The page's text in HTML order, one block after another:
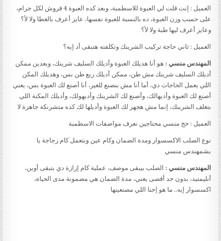
العميل : إنت قلت لي العبوة للاسطمبة، وبعد كده العبوة 4 قروش لكل جرام،
على حسب وزن العبوة، ده بالنسبة للعبوة نفسها، عايز أعرف بالغطا ولا لأ؟
وعايز أعرف ليها طبة ولا لأ؟
العميل : ثاني حاجة تركيب الشرينك وتكلفته هتبقى أد إيه؟
المهندس منسي : هو أنا هديلك العبوة وأديلك السليف شرينك، وبعدين ممكن
أديلك السليف شرينك مش طن، ممكن أديلك ربع طن بس، وهديلك المكن
اللي يعمل الحاجات دي، أما أنا مش بنصنع للغير، أنا أصنع لك العبوة بس، يعني
أصنع لك العبوة وأديهالك، وأصنع لك الشرينك وأديهولك، وأديلك المكنة اللي
بتغلف الشرينك، إنما مش هجهز لك العبوة وأديلها لك كده متشرنكة جاهزة لا
العميل : حج منسي محتاجين نعرف مواصفات الاسطمبة
نوع الصلب الاكسسوار ومدة الضمان وكام عين وبتعمل كام زجاجة يا
بشمهندس منسي
المهندس منسي : الصلب بيبقى موصف، عملية كام إزازة دي بتبقى أوبن،
أنليمتيد، بدون حد أقصى يعني، مدة الضمان هي مضمونة مدى الحياة،
اكسسوار إيه.. ما هو إحنا اللي مصنعينها